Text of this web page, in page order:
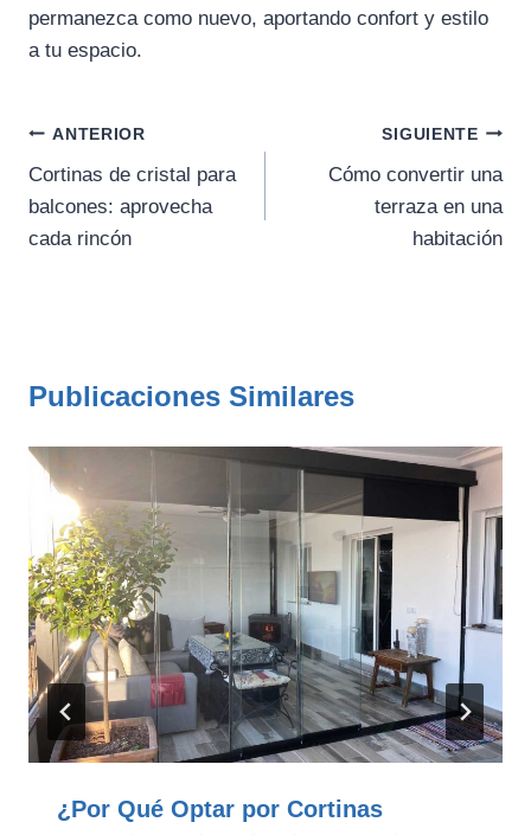
permanezca como nuevo, aportando confort y estilo
a tu espacio.
Navegación
de
entradas
ANTERIOR
Cortinas de cristal para
balcones: aprovecha
cada rincón
SIGUIENTE
Cómo convertir una
terraza en una
habitación
Publicaciones Similares
¿Por Qué Optar por Cortinas